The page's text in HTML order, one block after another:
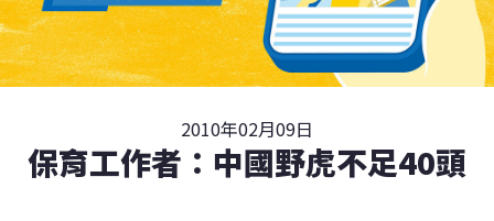
2010年02月09日
保育工作者：中國野虎不足40頭